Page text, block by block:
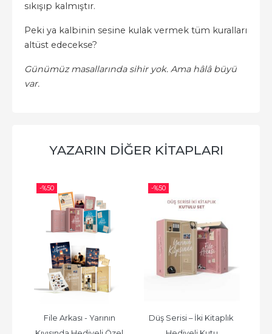
sıkışıp kalmıştır.
Peki ya kalbinin sesine kulak vermek tüm kuralları
altüst edecekse?
Günümüz masallarında sihir yok. Ama hâlâ büyü
var.
YAZARIN DIĞER KITAPLARI
-%50
File Arkası - Yarının
-%50
Düş Serisi – İki Kitaplık